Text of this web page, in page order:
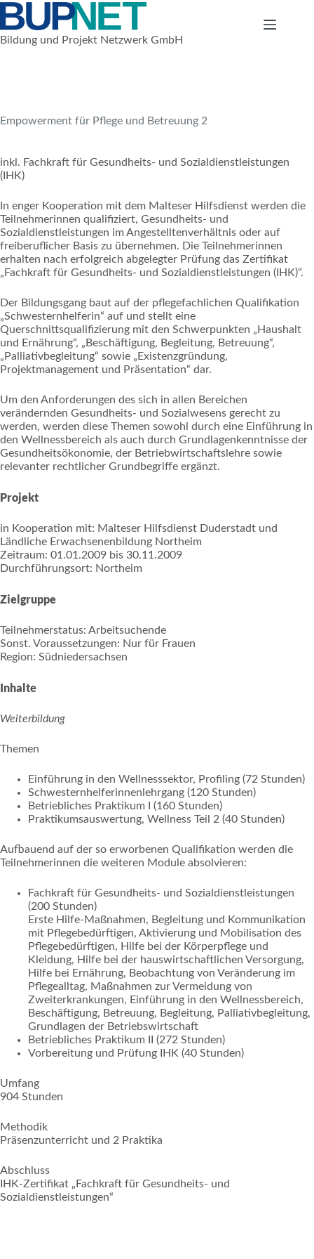
Zum
Inhalt
springen
Bildung und Projekt Netzwerk GmbH
Empowerment für Pflege und Betreuung 2
inkl. Fachkraft für Gesundheits- und Sozialdienstleistungen
(IHK)
In enger Kooperation mit dem Malteser Hilfsdienst werden die
Teilnehmerinnen qualifiziert, Gesundheits- und
Sozialdienstleistungen im Angestelltenverhältnis oder auf
freiberuflicher Basis zu übernehmen. Die Teilnehmerinnen
erhalten nach erfolgreich abgelegter Prüfung das Zertifikat
„Fachkraft für Gesundheits- und Sozialdienstleistungen (IHK)“.
Der Bildungsgang baut auf der pflegefachlichen Qualifikation
„Schwesternhelferin“ auf und stellt eine
Querschnittsqualifizierung mit den Schwerpunkten „Haushalt
und Ernährung“, „Beschäftigung, Begleitung, Betreuung“,
„Palliativbegleitung“ sowie „Existenzgründung,
Projektmanagement und Präsentation“ dar.
Um den Anforderungen des sich in allen Bereichen
verändernden Gesundheits- und Sozialwesens gerecht zu
werden, werden diese Themen sowohl durch eine Einführung in
den Wellnessbereich als auch durch Grundlagenkenntnisse der
Gesundheitsökonomie, der Betriebwirtschaftslehre sowie
relevanter rechtlicher Grundbegriffe ergänzt.
Projekt
in Kooperation mit: Malteser Hilfsdienst Duderstadt und
Ländliche Erwachsenenbildung Northeim
Zeitraum: 01.01.2009 bis 30.11.2009
Durchführungsort: Northeim
Zielgruppe
Teilnehmerstatus: Arbeitsuchende
Sonst. Voraussetzungen: Nur für Frauen
Region: Südniedersachsen
Inhalte
Weiterbildung
Themen
Einführung in den Wellnesssektor, Profiling (72 Stunden)
Schwesternhelferinnenlehrgang (120 Stunden)
Betriebliches Praktikum I (160 Stunden)
Praktikumsauswertung, Wellness Teil 2 (40 Stunden)
Aufbauend auf der so erworbenen Qualifikation werden die
Teilnehmerinnen die weiteren Module absolvieren:
Fachkraft für Gesundheits- und Sozialdienstleistungen
(200 Stunden)
Erste Hilfe-Maßnahmen, Begleitung und Kommunikation
mit Pflegebedürftigen, Aktivierung und Mobilisation des
Pflegebedürftigen, Hilfe bei der Körperpflege und
Kleidung, Hilfe bei der hauswirtschaftlichen Versorgung,
Hilfe bei Ernährung, Beobachtung von Veränderung im
Pflegealltag, Maßnahmen zur Vermeidung von
Zweiterkrankungen, Einführung in den Wellnessbereich,
Beschäftigung, Betreuung, Begleitung, Palliativbegleitung,
Grundlagen der Betriebswirtschaft
Betriebliches Praktikum II (272 Stunden)
Vorbereitung und Prüfung IHK (40 Stunden)
Umfang
904 Stunden
Methodik
Präsenzunterricht und 2 Praktika
Abschluss
IHK-Zertifikat „Fachkraft für Gesundheits- und
Sozialdienstleistungen“